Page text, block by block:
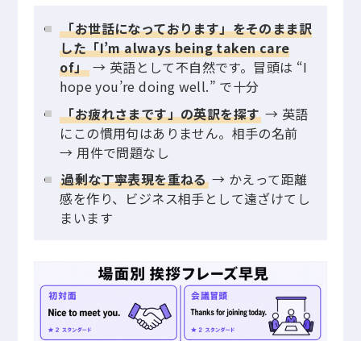
「お世話になっております」をそのまま訳
した「I’m always being taken care
of」→ 英語として不自然です。冒頭は “I
hope you’re doing well.” で十分
「お疲れさまです」の英訳を探す → 英語
にこの慣用句はありません。相手の名前
→ 用件で問題なし
過剰な丁寧表現を重ねる→ かえって距離
感を作り、ビジネス相手として遠ざけてし
まいます